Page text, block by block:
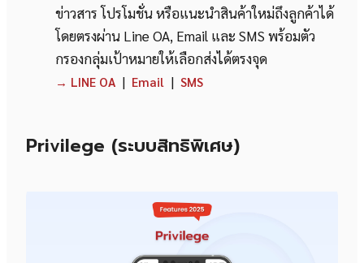
ข่าวสาร โปรโมชั่น หรือแนะนำสินค้าใหม่ถึงลูกค้าได้
โดยตรงผ่าน Line OA, Email และ SMS พร้อมตัว
กรองกลุ่มเป้าหมายให้เลือกส่งได้ตรงจุด
→ LINE OA | Email | SMS
Privilege (ระบบสิทธิพิเศษ)